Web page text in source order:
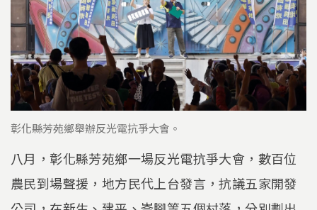
彰化縣芳苑鄉舉辦反光電抗爭大會。
八月，彰化縣芳苑鄉一場反光電抗爭大會，數百位
農民到場聲援，地方民代上台發言，抗議五家開發